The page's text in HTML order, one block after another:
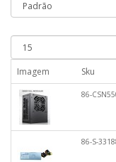
Imagem Sku
86-
86-S-